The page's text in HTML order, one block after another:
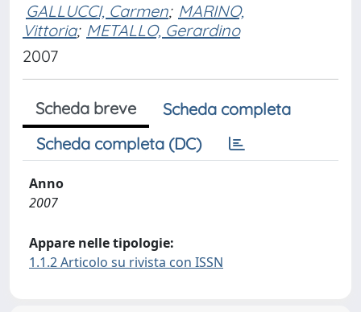
GALLUCCI, Carmen; MARINO,
Vittoria; METALLO, Gerardino
2007
Scheda breve
Scheda completa
Scheda completa (DC)
Anno
2007
Appare nelle tipologie:
1.1.2 Articolo su rivista con ISSN